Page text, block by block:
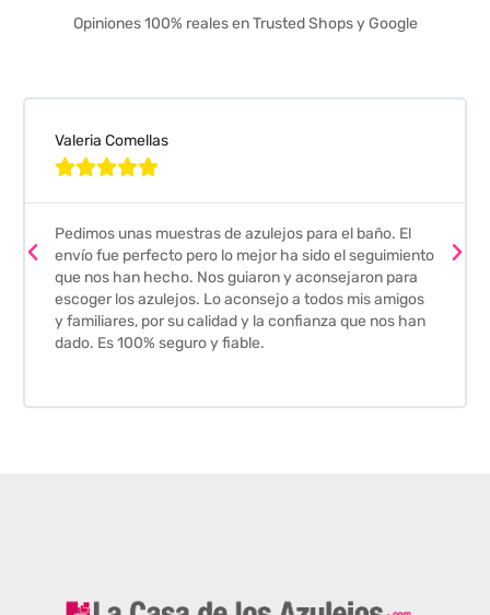
Opiniones 100% reales en Trusted Shops y Google
Valeria Comellas

Pedimos unas muestras de azulejos para el baño. El
envío fue perfecto pero lo mejor ha sido el seguimiento
que nos han hecho. Nos guiaron y aconsejaron para
escoger los azulejos. Lo aconsejo a todos mis amigos
y familiares, por su calidad y la confianza que nos han
dado. Es 100% seguro y fiable.